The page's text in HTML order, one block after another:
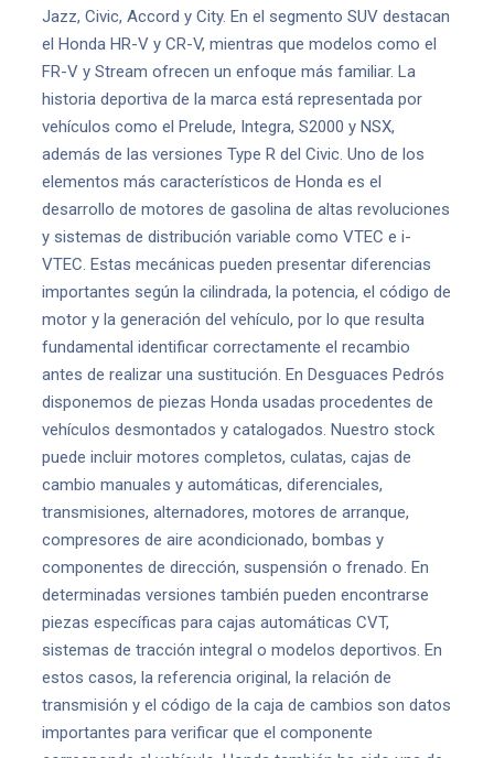
Jazz, Civic, Accord y City. En el segmento SUV destacan
el Honda HR-V y CR-V, mientras que modelos como el
FR-V y Stream ofrecen un enfoque más familiar. La
historia deportiva de la marca está representada por
vehículos como el Prelude, Integra, S2000 y NSX,
además de las versiones Type R del Civic. Uno de los
elementos más característicos de Honda es el
desarrollo de motores de gasolina de altas revoluciones
y sistemas de distribución variable como VTEC e i-
VTEC. Estas mecánicas pueden presentar diferencias
importantes según la cilindrada, la potencia, el código de
motor y la generación del vehículo, por lo que resulta
fundamental identificar correctamente el recambio
antes de realizar una sustitución. En Desguaces Pedrós
disponemos de piezas Honda usadas procedentes de
vehículos desmontados y catalogados. Nuestro stock
puede incluir motores completos, culatas, cajas de
cambio manuales y automáticas, diferenciales,
transmisiones, alternadores, motores de arranque,
compresores de aire acondicionado, bombas y
componentes de dirección, suspensión o frenado. En
determinadas versiones también pueden encontrarse
piezas específicas para cajas automáticas CVT,
sistemas de tracción integral o modelos deportivos. En
estos casos, la referencia original, la relación de
transmisión y el código de la caja de cambios son datos
importantes para verificar que el componente